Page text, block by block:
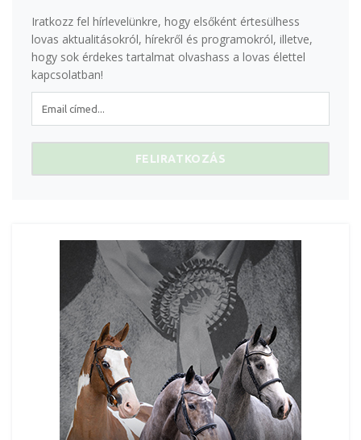
Iratkozz fel hírlevelünkre, hogy elsőként értesülhess
lovas aktualitásokról, hírekről és programokról, illetve,
hogy sok érdekes tartalmat olvashass a lovas élettel
kapcsolatban!